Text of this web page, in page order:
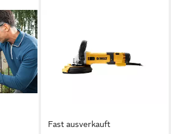
Fast ausverkauft